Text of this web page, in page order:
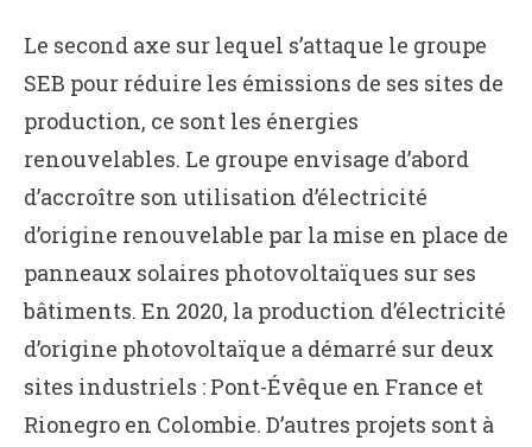
Le second axe sur lequel s’attaque le groupe
SEB pour réduire les émissions de ses sites de
production, ce sont les énergies
renouvelables. Le groupe envisage d’abord
d’accroître son utilisation d’électricité
d’origine renouvelable par la mise en place de
panneaux solaires photovoltaïques sur ses
bâtiments. En 2020, la production d’électricité
d’origine photovoltaïque a démarré sur deux
sites industriels : Pont-Évêque en France et
Rionegro en Colombie. D’autres projets sont à